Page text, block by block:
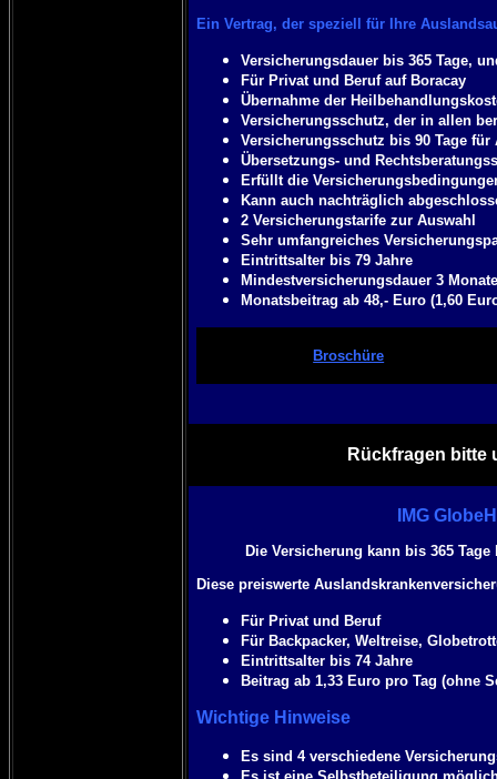
Ein Vertrag, der speziell für Ihre
Versicherungsdauer bis 365 Tage,
Für Privat und Beruf auf Boracay
Übernahme der
Versicherungsschutz, der in allen
Versicherungsschutz bis 90 Tage
Übersetzungs- und
Erfüllt die
Kann auch nachträglich
2 Versicherungstarife zur Auswahl
Sehr umfangreiches
Eintrittsalter bis 79 Jahre
Mindestversicherungsdauer 3
Monatsbeitrag ab 48,- Euro (1,60
Broschüre
Rückfragen bitte
IMG
Die Versicherung kann bis 365
Diese preiswerte
Für Privat und Beruf
Für Backpacker, Weltreise,
Eintrittsalter bis 74 Jahre
Beitrag ab 1,33 Euro pro Tag (ohne
Wichtige Hinweise
Es sind 4 verschiedene